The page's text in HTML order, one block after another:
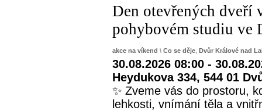
Den otevřených dveří
pohybovém studiu ve
akce na víkend \ Co se děje, Dvůr Králové nad
30.08.2026 08:00 -
Heydukova 334, 544 01
✨ Zveme vás do prostoru,
lehkosti, vnímání těla a